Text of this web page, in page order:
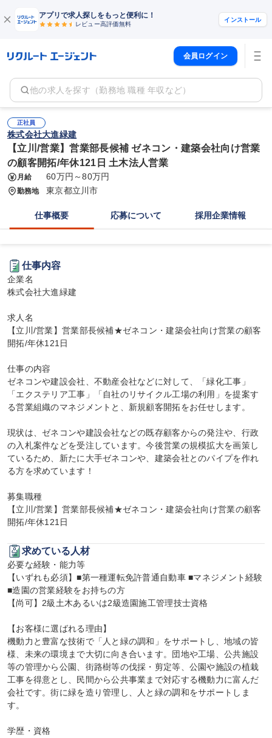
アプリで求人探しをもっと便利に！
レビュー高評価無料
インストール
会員ログイン
他の求人を探す（勤務地 職種 年収など）
正社員
株式会社大進緑建
【立川/営業】営業部長候補 ゼネコン・建築会社向け営業
の顧客開拓/年休121日 土木法人営業
月給 60万円～80万円
勤務地 東京都立川市
仕事概要 応募について 採用企業情報
仕事内容
企業名
株式会社大進緑建
求人名
【立川/営業】営業部長候補★ゼネコン・建築会社向け営業の顧客
開拓/年休121日
仕事の内容
ゼネコンや建設会社、不動産会社などに対して、「緑化工事」
「エクステリア工事」「自社のリサイクル工場の利用」を提案す
る営業組織のマネジメントと、新規顧客開拓をお任せします。
現状は、ゼネコンや建設会社などの既存顧客からの発注や、行政
の入札案件などを受注しています。今後営業の規模拡大を画策し
ているため、新たに大手ゼネコンや、建築会社とのパイプを作れ
る方を求めています！
募集職種
【立川/営業】営業部長候補★ゼネコン・建築会社向け営業の顧客
開拓/年休121日
求めている人材
必要な経験・能力等
【いずれも必須】■第一種運転免許普通自動車 ■マネジメント経験
■造園の営業経験をお持ちの方
【尚可】2級土木あるいは2級造園施工管理技士資格
【お客様に選ばれる理由】
機動力と豊富な技術で「人と緑の調和」をサポートし、地域の皆
様、未来の環境まで大切に向き合います。団地や工場、公共施設
等の管理から公園、街路樹等の伐採・剪定等、公園や施設の植栽
工事を得意とし、民間から公共事業まで対応する機動力に富んだ
会社です。街に緑を造り管理し、人と緑の調和をサポートしま
す。
学歴・資格